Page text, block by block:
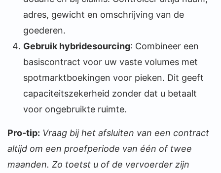
adres, gewicht en omschrijving van de
goederen.
Gebruik hybridesourcing: Combineer een
basiscontract voor uw vaste volumes met
spotmarktboekingen voor pieken. Dit geeft
capaciteitszekerheid zonder dat u betaalt
voor ongebruikte ruimte.
Pro-tip: Vraag bij het afsluiten van een contract
altijd om een proefperiode van één of twee
maanden. Zo toetst u of de vervoerder zijn